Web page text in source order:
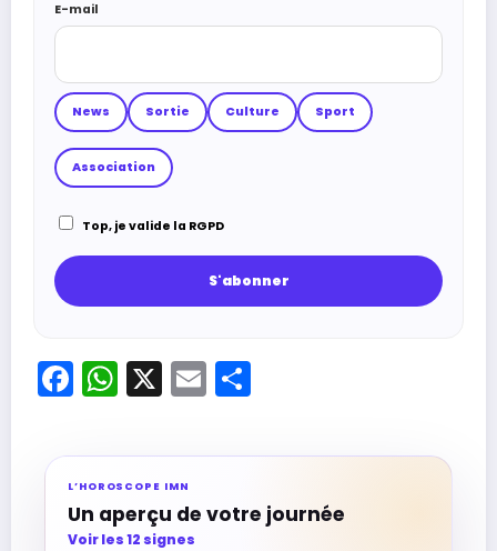
E-mail
News Sortie Culture Sport
Association
Top, je valide la RGPD
Facebook
WhatsApp
X Email
L’HOROSCOPE IMN
Un aperçu de votre journée
Voir les 12 signes